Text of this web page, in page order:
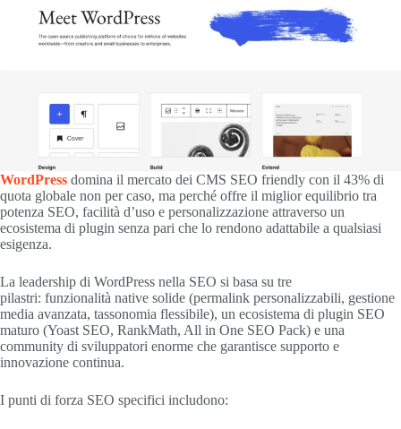
WordPress domina il mercato dei CMS SEO friendly con il 43% di
quota globale non per caso, ma perché offre il miglior equilibrio tra
potenza SEO, facilità d’uso e personalizzazione attraverso un
ecosistema di plugin senza pari che lo rendono adattabile a qualsiasi
esigenza.
La leadership di WordPress nella SEO si basa su tre
pilastri: funzionalità native solide (permalink personalizzabili, gestione
media avanzata, tassonomia flessibile), un ecosistema di plugin SEO
maturo (Yoast SEO, RankMath, All in One SEO Pack) e una
community di sviluppatori enorme che garantisce supporto e
innovazione continua.
I punti di forza SEO specifici includono: